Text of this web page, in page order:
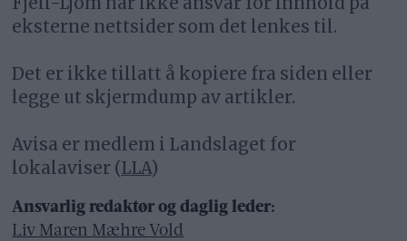
eksterne nettsider som det lenkes til.
Det er ikke tillatt å kopiere fra siden eller
legge ut skjermdump av artikler.
Avisa er medlem i Landslaget for
lokalaviser (LLA)
Ansvarlig redaktør og daglig leder:
Liv Maren Mæhre Vold